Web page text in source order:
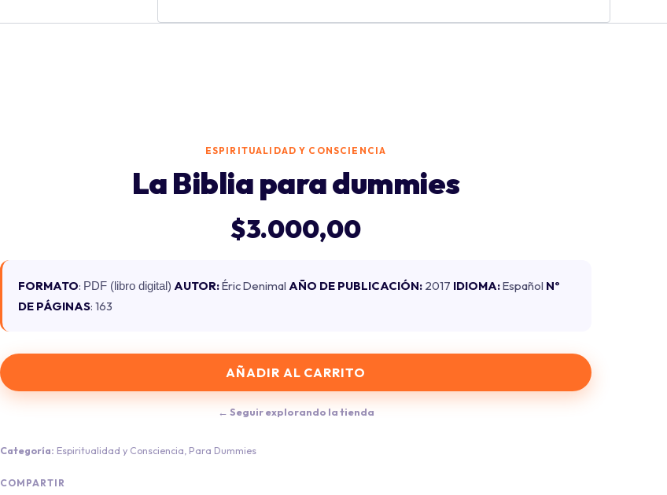
ESPIRITUALIDAD Y CONSCIENCIA
La Biblia para dummies
$3.000,00
FORMATO: PDF (libro digital) AUTOR:Éric Denimal AÑO DE PUBLICACIÓN: 2017 IDIOMA:Español Nº
DE PÁGINAS: 163
AÑADIR AL CARRITO
← Seguir explorando la tienda
Categoría: Espiritualidad y Consciencia, Para Dummies
COMPARTIR